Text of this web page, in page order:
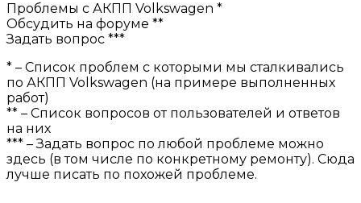
Проблемы с АКПП Volkswagen *
Обсудить на форуме **
Задать вопрос ***
* – Список проблем с которыми мы сталкивались
по АКПП Volkswagen (на примере выполненных
работ)
** – Список вопросов от пользователей и ответов
на них
*** – Задать вопрос по любой проблеме можно
здесь (в том числе по конкретному ремонту). Сюда
лучше писать по похожей проблеме.